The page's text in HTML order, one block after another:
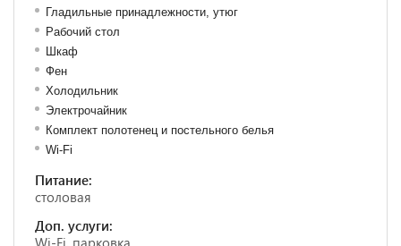
Гладильные принадлежности, утюг
Рабочий стол
Шкаф
Фен
Холодильник
Электрочайник
Комплект полотенец и постельного белья
Wi-Fi
Питание:
столовая
Доп. услуги:
Wi-Fi, парковка